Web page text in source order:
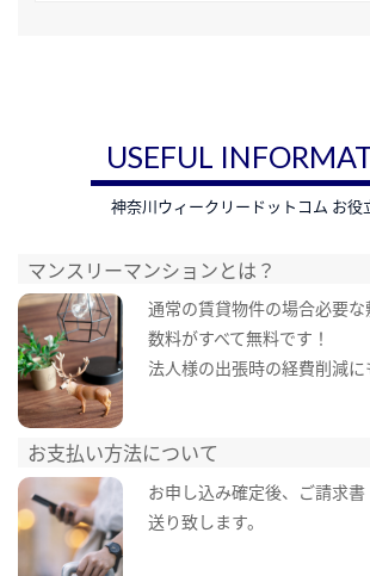
USEFUL
神奈川ウィークリードットコム お役
マンスリーマンションとは？
通常の賃貸物件の場合必要
数料がすべて無料です！
法人様の出張時の経費削減に
お支払い方法について
お申し込み確定後、ご請求
送り致します。